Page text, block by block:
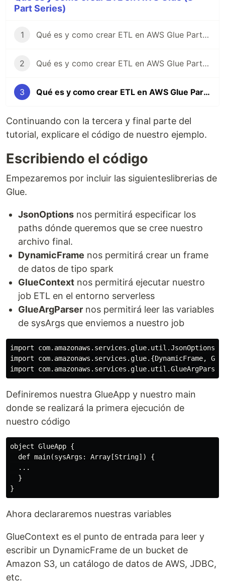
Part Series)
1 Qué es y como crear ETL en AWS Glue Parte 1
2 Qué es y como crear ETL en AWS Glue Parte 2
3 Qué es y como crear ETL en AWS Glue Parte 3
Continuando con la tercera y final parte del
tutorial, explicare el código de nuestro ejemplo.
Escribiendo el código
Empezaremos por incluir las siguienteslibrerias de
Glue.
JsonOptions nos permitirá especificar los
paths dónde queremos que se cree nuestro
archivo final.
DynamicFrame nos permitirá crear un frame
de datos de tipo spark
GlueContext nos permitirá ejecutar nuestro
job ETL en el entorno serverless
GlueArgParser nos permitirá leer las variables
de sysArgs que enviemos a nuestro job
import com.amazonaws.services.glue.util.JsonOptions
import com.amazonaws.services.glue.{DynamicFrame,
Definiremos nuestra GlueApp y nuestro main
donde se realizará la primera ejecución de
nuestro código
object GlueApp {
  def main(sysArgs: Array[String]) {
  ...
  }
Ahora declararemos nuestras variables
GlueContext es el punto de entrada para leer y
escribir un DynamicFrame de un bucket de
Amazon S3, un catálogo de datos de AWS, JDBC,
etc.